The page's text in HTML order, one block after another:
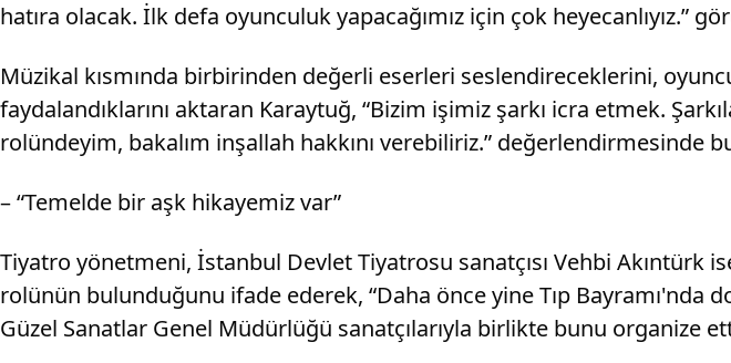
hatıra olacak. İlk defa oyunculuk yapacağımız için çok heyecanlıyız.”
Müzikal kısmında birbirinden değerli eserleri seslendireceklerini,
faydalandıklarını aktaran Karaytuğ, “Bizim işimiz şarkı icra etmek.
rolündeyim, bakalım inşallah hakkını verebiliriz.” değerlendirmesinde
– “Temelde bir aşk hikayemiz var”
Tiyatro yönetmeni, İstanbul Devlet Tiyatrosu sanatçısı Vehbi Akıntürk
rolünün bulunduğunu ifade ederek, “Daha önce yine Tıp Bayramı'nda
Güzel Sanatlar Genel Müdürlüğü sanatçılarıyla birlikte bunu organize